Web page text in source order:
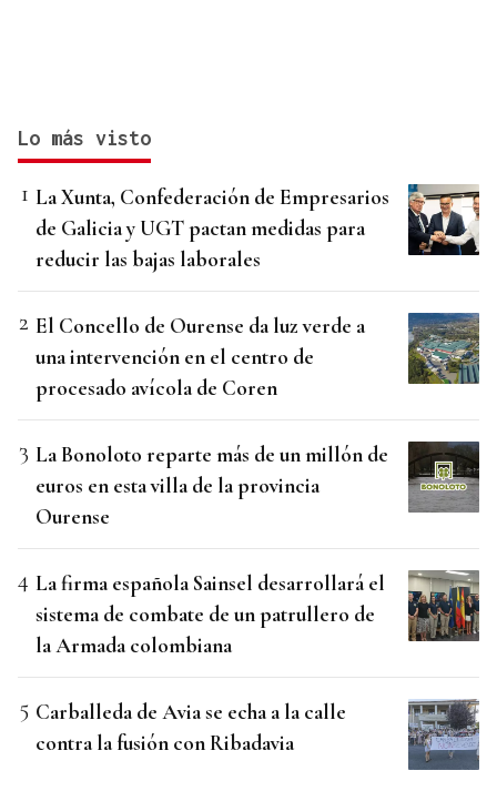
Lo más visto
La Xunta, Confederación de Empresarios
de Galicia y UGT pactan medidas para
reducir las bajas laborales
El Concello de Ourense da luz verde a
una intervención en el centro de
procesado avícola de Coren
La Bonoloto reparte más de un millón de
euros en esta villa de la provincia
Ourense
La firma española Sainsel desarrollará el
sistema de combate de un patrullero de
la Armada colombiana
Carballeda de Avia se echa a la calle
contra la fusión con Ribadavia